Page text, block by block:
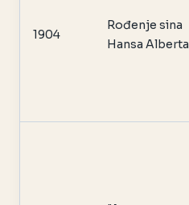
1904
Rođenje sina
Hansa Alberta